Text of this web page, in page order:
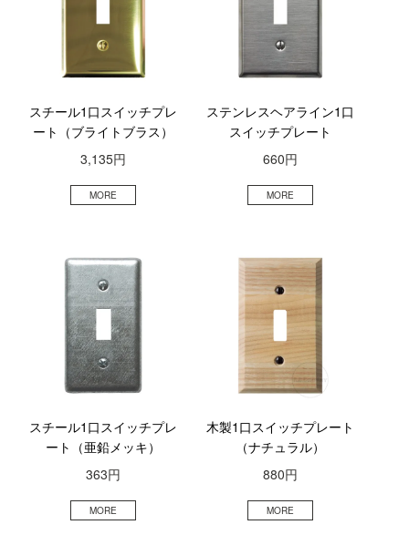
スチール1口スイッチプレ
ート（ブライトブラス）
3,135円
ステンレスヘアライン1口
スイッチプレート
660円
スチール1口スイッチプレ
ート（亜鉛メッキ）
363円
木製1口スイッチプレート
（ナチュラル）
880円